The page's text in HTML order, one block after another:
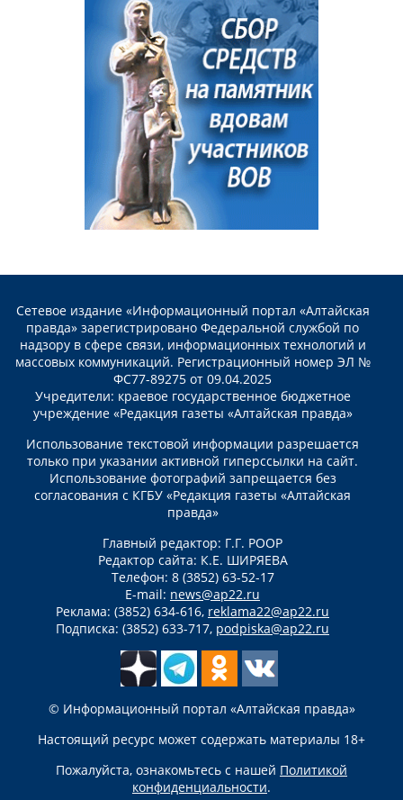
Сетевое издание «Информационный портал «Алтайская
правда» зарегистрировано Федеральной службой по
надзору в сфере связи, информационных технологий и
массовых коммуникаций. Регистрационный номер ЭЛ №
ФС77-89275 от 09.04.2025
Учредители: краевое государственное бюджетное
учреждение «Редакция газеты «Алтайская правда»
Использование текстовой информации разрешается
только при указании активной гиперссылки на сайт.
Использование фотографий запрещается без
согласования с КГБУ «Редакция газеты «Алтайская
правда»
Главный редактор: Г.Г. РООР
Редактор сайта: К.Е. ШИРЯЕВА
Телефон: 8 (3852) 63-52-17
E-mail: news@ap22.ru
Реклама: (3852) 634-616, reklama22@ap22.ru
Подписка: (3852) 633-717, podpiska@ap22.ru
© Информационный портал «Алтайская правда»
Настоящий ресурс может содержать материалы 18+
Пожалуйста, ознакомьтесь с нашей Политикой
конфиденциальности.